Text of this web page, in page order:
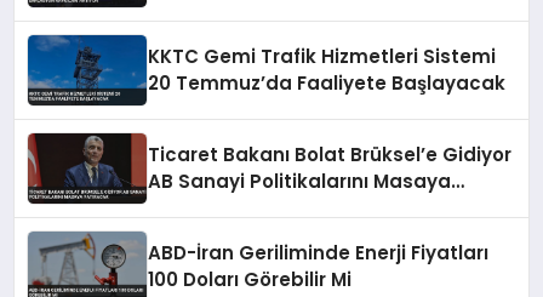
KKTC Gemi Trafik Hizmetleri Sistemi
20 Temmuz’da Faaliyete Başlayacak
Ticaret Bakanı Bolat Brüksel’e Gidiyor
AB Sanayi Politikalarını Masaya
ABD-İran Geriliminde Enerji Fiyatları
100 Doları Görebilir Mi